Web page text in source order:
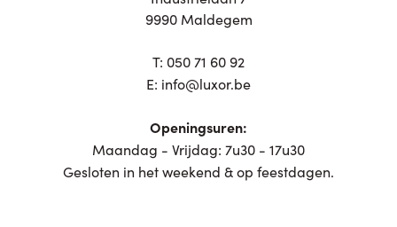
9990 Maldegem
T: 050 71 60 92
E: info@luxor.be
Openingsuren:
Maandag - Vrijdag: 7u30 - 17u30
Gesloten in het weekend & op feestdagen.